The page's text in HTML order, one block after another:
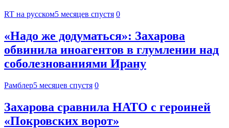
RT на русском5 месяцев спустя 0
«Надо же додуматься»: Захарова
обвинила иноагентов в глумлении над
соболезнованиями Ирану
Рамблер5 месяцев спустя 0
Захарова сравнила НАТО с героиней
«Покровских ворот»